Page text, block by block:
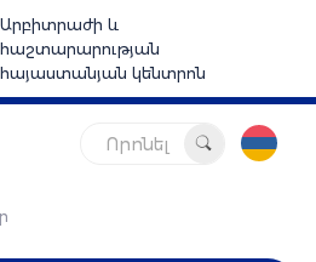
Արբիտրաժի և
հաշտարարության
հայաստանյան կենտրոն
Որոնել